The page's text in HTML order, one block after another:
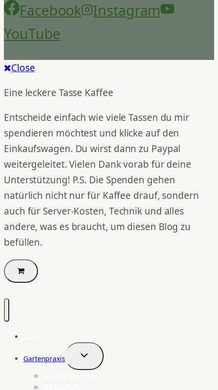
Facebook
Instagram
YouTube
Close
Eine leckere Tasse Kaffee
Entscheide einfach wie viele Tassen du mir
spendieren möchtest und klicke auf den
Einkaufswagen. Du wirst dann zu Paypal
weitergeleitet. Vielen Dank vorab für deine
Unterstützung! P.S. Die Spenden gehen
natürlich nicht nur für Kaffee drauf, sondern
auch für Server-Kosten, Technik und alles
andere, was es braucht, um diesen Blog zu
befüllen.
Gartenpraxis
Untermenü
umschalten